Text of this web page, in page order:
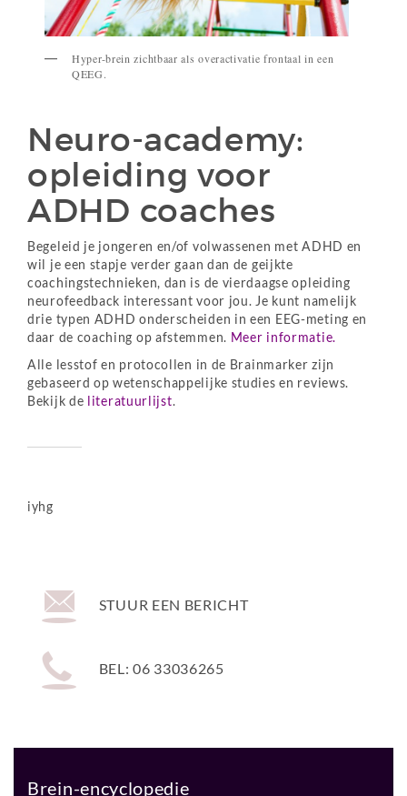
Hyper-brein zichtbaar als overactivatie frontaal in een
QEEG.
Neuro-academy:
opleiding voor
ADHD coaches
Begeleid je jongeren en/of volwassenen met ADHD en
wil je een stapje verder gaan dan de geijkte
coachingstechnieken, dan is de vierdaagse opleiding
neurofeedback interessant voor jou. Je kunt namelijk
drie typen ADHD onderscheiden in een EEG-meting en
daar de coaching op afstemmen. Meer informatie.
Alle lesstof en protocollen in de Brainmarker zijn
gebaseerd op wetenschappelijke studies en reviews.
Bekijk de literatuurlijst.
iyhg
STUUR EEN BERICHT
BEL: 06 33036265
Brein-encyclopedie